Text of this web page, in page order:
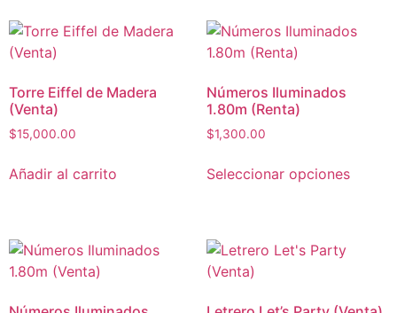
Torre Eiffel de Madera
(Venta)
$15,000.00
Añadir al carrito
Números Iluminados
1.80m (Renta)
$1,300.00
Seleccionar opciones